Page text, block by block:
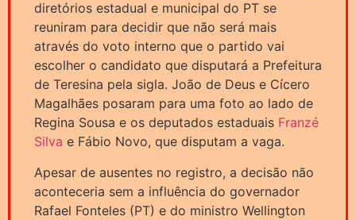
diretórios estadual e municipal do PT se
reuniram para decidir que não será mais
através do voto interno que o partido vai
escolher o candidato que disputará a Prefeitura
de Teresina pela sigla. João de Deus e Cícero
Magalhães posaram para uma foto ao lado de
Regina Sousa e os deputados estaduais Franzé
Silva e Fábio Novo, que disputam a vaga.
Apesar de ausentes no registro, a decisão não
aconteceria sem a influência do governador
Rafael Fonteles (PT) e do ministro Wellington